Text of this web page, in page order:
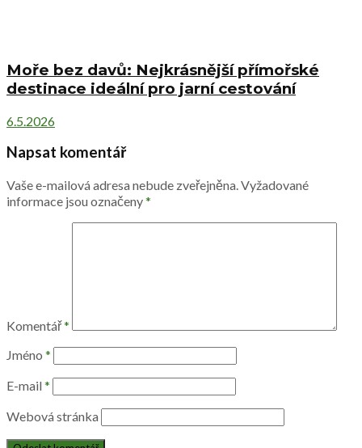
Moře bez davů: Nejkrásnější přímořské
destinace ideální pro jarní cestování
6.5.2026
Napsat komentář
Vaše e-mailová adresa nebude zveřejněna.Vyžadované
informace jsou označeny*
Komentář*
Jméno *
E-mail *
Webová stránka